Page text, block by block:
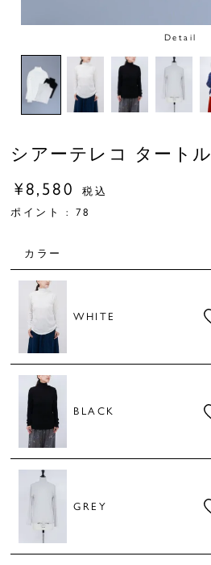
Detail
シアーテレコ タートル
¥ 8,580
税込
ポイント : 78
カラー
WHITE
BLACK
GREY